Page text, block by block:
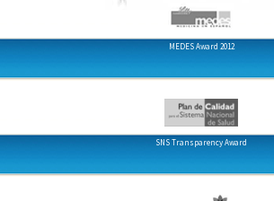
MEDES Award 2012
SNS Transparency Award